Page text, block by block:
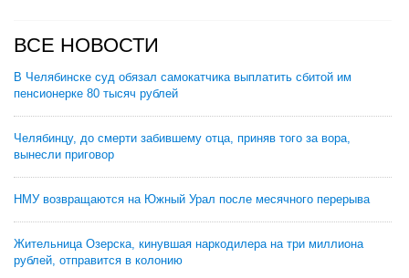
ВСЕ НОВОСТИ
В Челябинске суд обязал самокатчика выплатить сбитой им
пенсионерке 80 тысяч рублей
Челябинцу, до смерти забившему отца, приняв того за вора,
вынесли приговор
НМУ возвращаются на Южный Урал после месячного перерыва
Жительница Озерска, кинувшая наркодилера на три миллиона
рублей, отправится в колонию